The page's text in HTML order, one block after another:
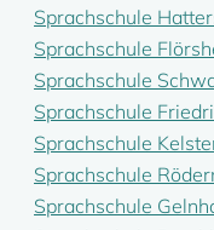
Sprachschule
Sprachschule
Sprachschule
Sprachschule
Sprachschule
Sprachschule
Sprachschule